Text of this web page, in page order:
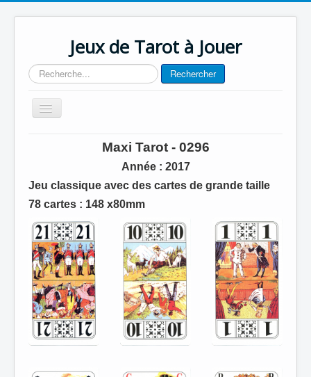
Jeux de Tarot à Jouer
Rechercher Rechercher
Basculer
la
Maxi Tarot - 0296
Année: 2017
Jeu classique avec des cartes de grande taille
78 cartes : 148 x80mm